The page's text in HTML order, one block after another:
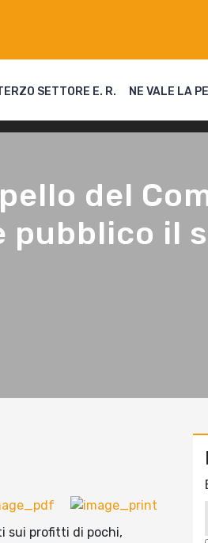
SETTORE E. R. NE VALE LA
del
pubblico il
sui profitti di pochi,